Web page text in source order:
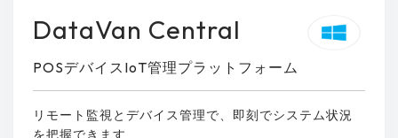
DataVan Central
POSデバイスIoT管理プラットフォーム
リモート監視とデバイス管理で、即刻でシステム状況
を把握できます